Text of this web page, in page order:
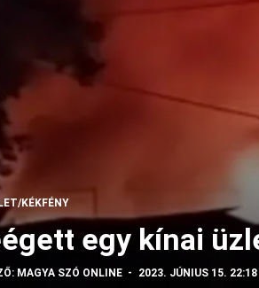
KÉKFÉNY
egy kínai
MAGYA SZÓ ONLINE 2023. JÚNIUS 15. 22:18